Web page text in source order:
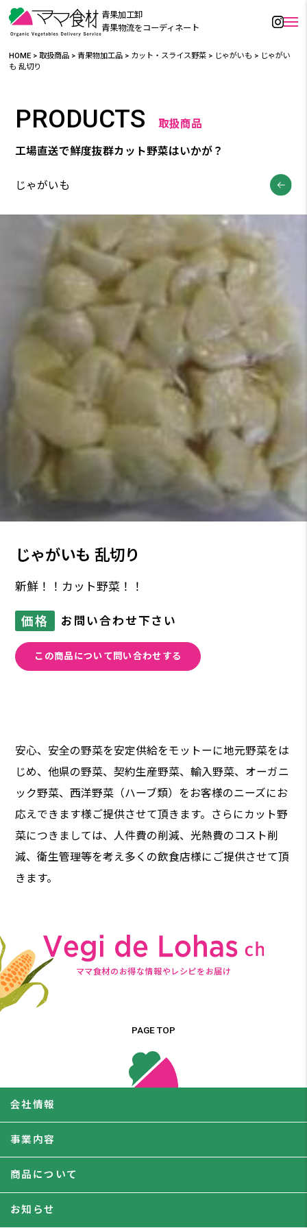
青果加工卸
青果物流をコーディネート
HOME >取扱商品 >青果物加工品 > カット・スライス野菜 > じゃがいも > じゃがい
も 乱切り
PRODUCTS 取扱商品
工場直送で鮮度抜群カット野菜はいかが？
じゃがいも
じゃがいも 乱切り
新鮮！！カット野菜！！
価格 お問い合わせ下さい
この商品について問い合わせする
安心、安全の野菜を安定供給をモットーに地元野菜をは
じめ、他県の野菜、契約生産野菜、輸入野菜、オーガニ
ック野菜、西洋野菜（ハーブ類）をお客様のニーズにお
応えできます様ご提供させて頂きます。さらにカット野
菜につきましては、人件費の削減、光熱費のコスト削
減、衛生管理等を考え多くの飲食店様にご提供させて頂
きます。
ママ食材のお得な情報やレシピをお届け
PAGE TOP
会社情報
事業内容
商品について
お知らせ